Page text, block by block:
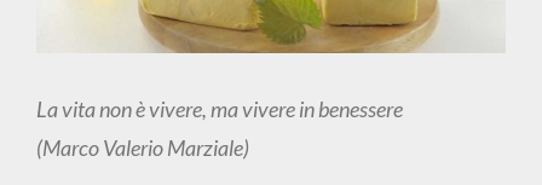
La vita non è vivere, ma vivere in benessere
(Marco Valerio Marziale)